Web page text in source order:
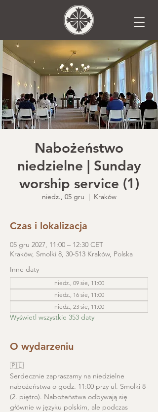
Nabożeństwo
niedzielne | Sunday
worship service (1)
niedz., 05 gru
  |
Kraków
Czas i lokalizacja
05 gru 2027, 11:00 – 12:30 CET
Kraków, Smolki 8, 30-513 Kraków, Polska
Inne daty
niedz., 09 sie, 11:00
niedz., 16 sie, 11:00
niedz., 23 sie, 11:00
Wyświetl wszystkie 353 daty
O wydarzeniu
🇵🇱
Serdecznie zapraszamy na niedzielne
nabożeństwa o godz. 11:00 przy ul. Smolki 8
(2. piętro). Nabożeństwa odbywają się
głównie w języku polskim, ale podczas